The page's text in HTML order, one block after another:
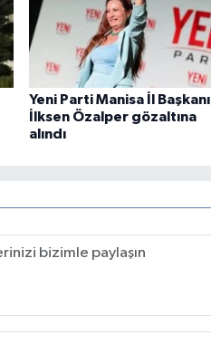
Yeni Parti Manisa İl Başkanı
İlksen Özalper gözaltına
alındı